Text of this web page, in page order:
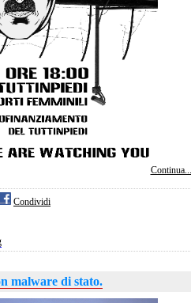
Continua...
Condividi
malware di stato.